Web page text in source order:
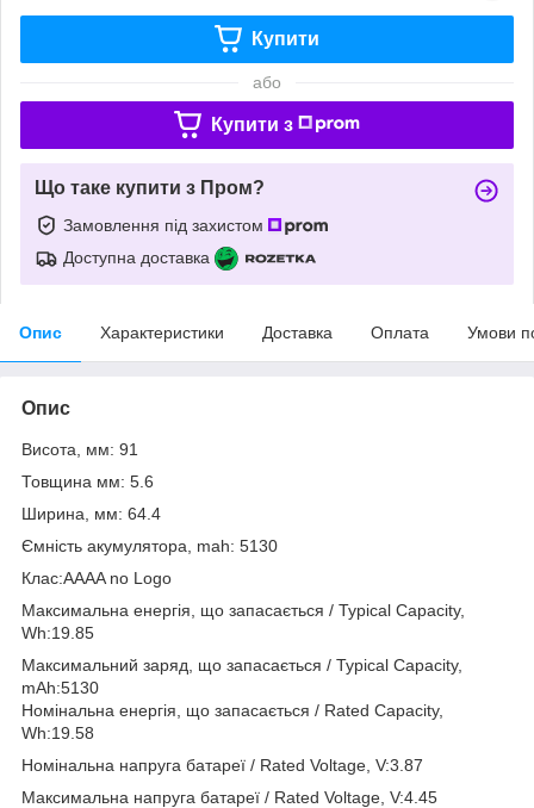
Купити
або
Купити з
Що таке купити з Пром?
Замовлення під захистом
Доступна доставка
Опис Характеристики Доставка Оплата Умови
Опис
Висота, мм: 91
Товщина мм: 5.6
Ширина, мм: 64.4
Ємність акумулятора, mah: 5130
Клас:AAAA no Logo
Максимальна енергія, що запасається / Typical Capacity,
Wh:19.85
Максимальний заряд, що запасається / Typical Capacity,
mAh:5130
Номінальна енергія, що запасається / Rated Capacity,
Wh:19.58
Номінальна напруга батареї / Rated Voltage, V:3.87
Максимальна напруга батареї / Rated Voltage, V:4.45